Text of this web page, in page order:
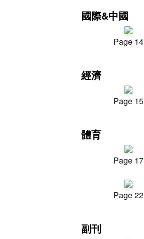
國際&中國
Page 14
經濟
Page 15
體育
Page 17
Page 22
副刊